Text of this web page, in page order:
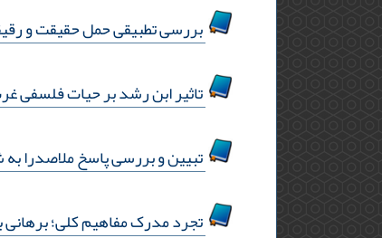
بررسی تطبیقی حمل حقیقت و
تاثیر ابن رشد بر حیات فلسفی
تبیین و بررسی پاسخ ملاصدرا
تجرد مدرک مفاهیم کلی؛